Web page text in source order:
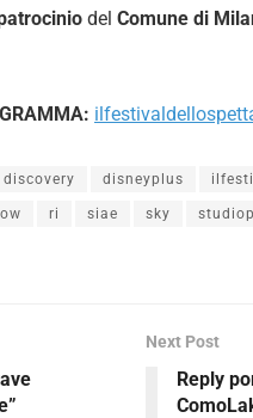
del Comune di
discovery disneyplus
ri siae sky
Next Post
Reply